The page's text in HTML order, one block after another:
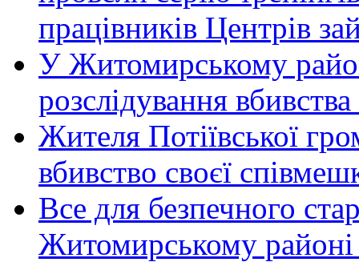
працівників Центрів
У Житомирському
розслідування
Жителя Потіївської
вбивство своєї
Все для безпечного
Житомирському районі